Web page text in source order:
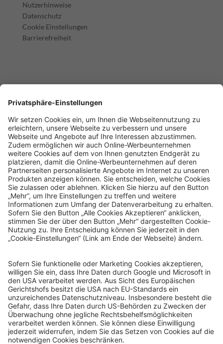
Nutzerhinweise
Datenschutz
Cookie Einstellungen
Barrierefreiheit
© Sachsenlotto 2026
sachsenlotto.de–
das Glück ist so nah.
Alle Angaben ohne Gewähr.